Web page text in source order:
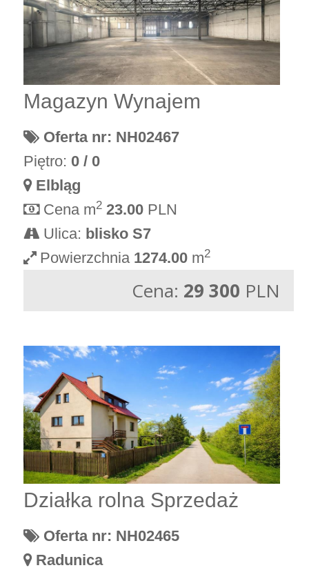
Magazyn Wynajem
Oferta nr: NH02467
Piętro: 0 / 0
Elbląg
Cena m2 23.00 PLN
Ulica: blisko S7
Powierzchnia 1274.00 m2
Cena: 29 300 PLN
Działka rolna Sprzedaż
Oferta nr: NH02465
Radunica